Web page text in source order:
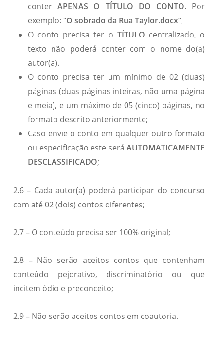
conterAPENAS O TÍTULO DO CONTO. Por
exemplo: “O sobrado da Rua Taylor.docx”;
O conto precisa ter o TÍTULO centralizado, o
texto não poderá conter com o nome do(a)
autor(a).
O conto precisa ter um mínimo de 02 (duas)
páginas (duas páginas inteiras, não uma página
e meia), e um máximo de 05 (cinco) páginas, no
formato descrito anteriormente;
Caso envie o conto em qualquer outro formato
ou especificação este seráAUTOMATICAMENTE
DESCLASSIFICADO;
2.6 – Cada autor(a) poderá participar do concurso
com até 02 (dois) contos diferentes;
2.7 – O conteúdo precisa ser 100% original;
2.8 – Não serão aceitos contos que contenham
conteúdo pejorativo, discriminatório ou que
incitem ódio e preconceito;
2.9 – Não serão aceitos contos em coautoria.